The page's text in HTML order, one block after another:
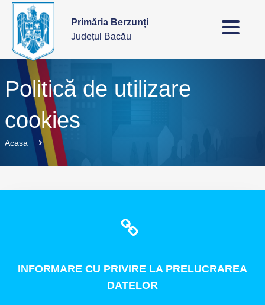
Primăria Berzunți
Județul Bacău
Politică de utilizare
cookies
Acasa
INFORMARE CU PRIVIRE LA PRELUCRAREA
DATELOR